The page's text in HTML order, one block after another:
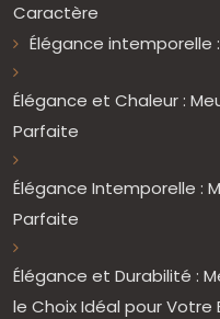
Caractère
Élégance intemporelle
Élégance et Chaleur :
Parfaite
Élégance Intemporelle :
Parfaite
Élégance et Durabilité :
le Choix Idéal pour Votre